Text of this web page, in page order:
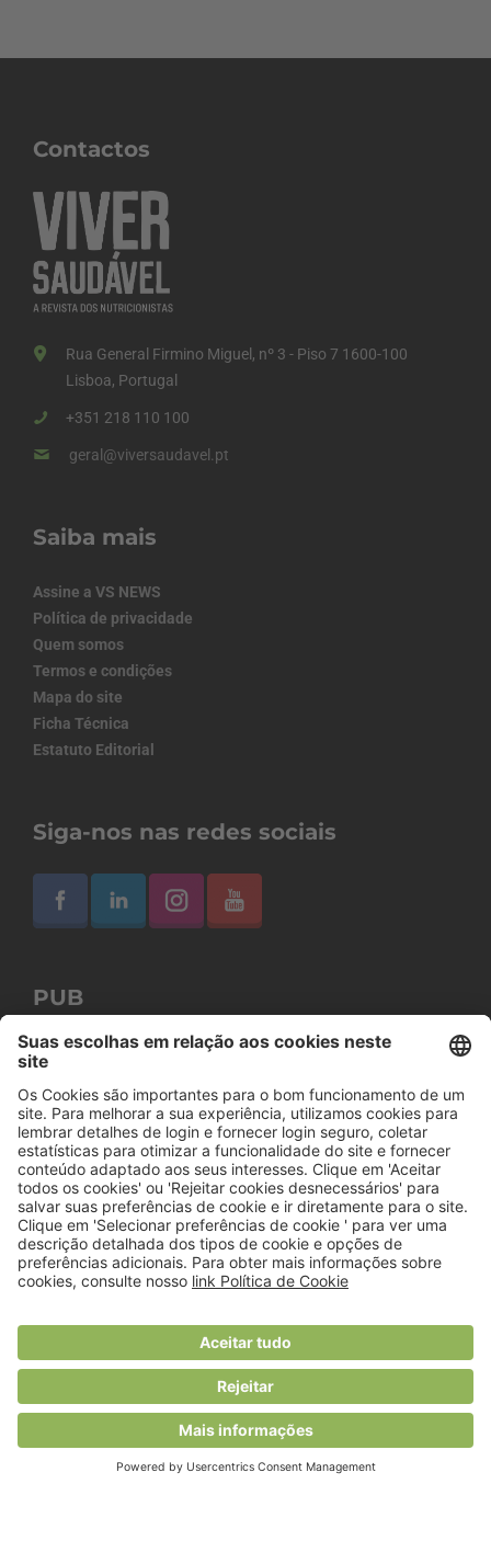
Contactos
Rua General Firmino Miguel, nº 3 - Piso 7 1600-100
Lisboa, Portugal
+351 218 110 100
geral@viversaudavel.pt
Saiba mais
Assine a VS NEWS
Política de privacidade
Quem somos
Termos e condições
Mapa do site
Ficha Técnica
Estatuto Editorial
Siga-nos nas redes sociais
PUB
© 2018 Viver Saudável
O portal dos profissionais de nutrição